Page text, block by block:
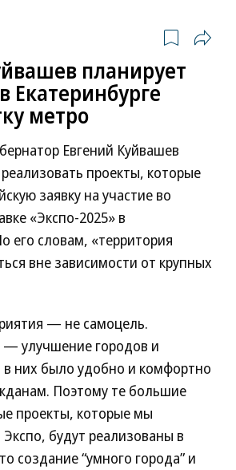
планирует
Екатеринбурге
метро
Евгений Куйвашев
проекты, которые
заявку на участие во
«Экспо-2025» в
его словам, «территория
вне зависимости от крупных
— не самоцель.
улучшение городов и
в них было удобно и комфортно
Поэтому те большие
проекты, которые мы
будут реализованы в
создание “умного города” и